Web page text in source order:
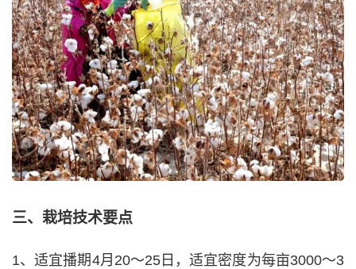
三、栽培技术要点
1、适宜播期4月20～25日，适宜密度为每亩3000～3